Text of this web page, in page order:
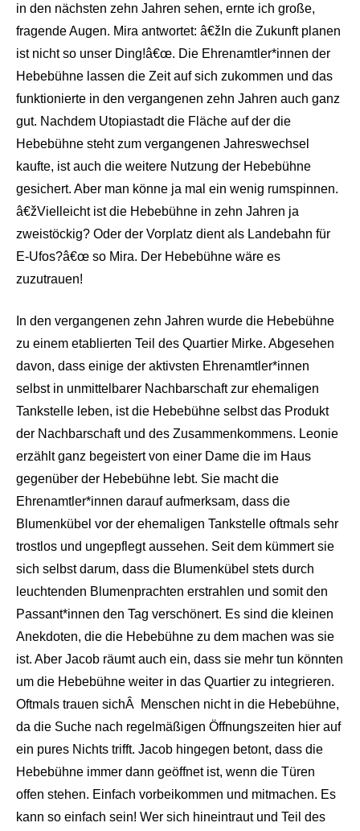
in den nächsten zehn Jahren sehen, ernte ich große,
fragende Augen. Mira antwortet: â€žIn die Zukunft planen
ist nicht so unser Ding!â€œ. Die Ehrenamtler*innen der
Hebebühne lassen die Zeit auf sich zukommen und das
funktionierte in den vergangenen zehn Jahren auch ganz
gut. Nachdem Utopiastadt die Fläche auf der die
Hebebühne steht zum vergangenen Jahreswechsel
kaufte, ist auch die weitere Nutzung der Hebebühne
gesichert. Aber man könne ja mal ein wenig rumspinnen.
â€žVielleicht ist die Hebebühne in zehn Jahren ja
zweistöckig? Oder der Vorplatz dient als Landebahn für
E-Ufos?â€œ so Mira. Der Hebebühne wäre es
zuzutrauen!
In den vergangenen zehn Jahren wurde die Hebebühne
zu einem etablierten Teil des Quartier Mirke. Abgesehen
davon, dass einige der aktivsten Ehrenamtler*innen
selbst in unmittelbarer Nachbarschaft zur ehemaligen
Tankstelle leben, ist die Hebebühne selbst das Produkt
der Nachbarschaft und des Zusammenkommens. Leonie
erzählt ganz begeistert von einer Dame die im Haus
gegenüber der Hebebühne lebt. Sie macht die
Ehrenamtler*innen darauf aufmerksam, dass die
Blumenkübel vor der ehemaligen Tankstelle oftmals sehr
trostlos und ungepflegt aussehen. Seit dem kümmert sie
sich selbst darum, dass die Blumenkübel stets durch
leuchtenden Blumenprachten erstrahlen und somit den
Passant*innen den Tag verschönert. Es sind die kleinen
Anekdoten, die die Hebebühne zu dem machen was sie
ist. Aber Jacob räumt auch ein, dass sie mehr tun könnten
um die Hebebühne weiter in das Quartier zu integrieren.
Oftmals trauen sichÂ Menschen nicht in die Hebebühne,
da die Suche nach regelmäßigen Öffnungszeiten hier auf
ein pures Nichts trifft. Jacob hingegen betont, dass die
Hebebühne immer dann geöffnet ist, wenn die Türen
offen stehen. Einfach vorbeikommen und mitmachen. Es
kann so einfach sein! Wer sich hineintraut und Teil des